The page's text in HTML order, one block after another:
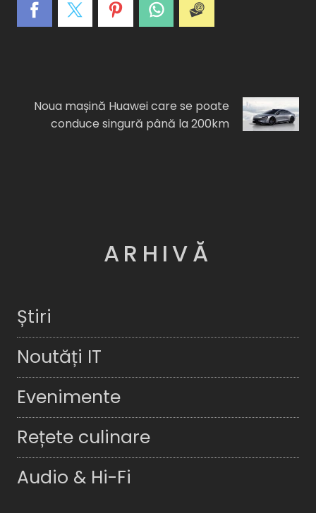
A C E I F
Noua mașină Huawei care se poate
conduce singură până la 200km
ARHIVĂ
Știri
Noutăți IT
Evenimente
Rețete culinare
Audio & Hi-Fi